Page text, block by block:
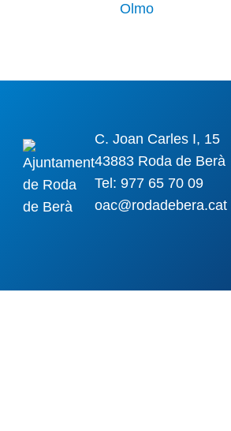
C. Joan Carles I, 15
43883 Roda de Berà
Tel: 977 65 70 09
oac@rodadebera.cat